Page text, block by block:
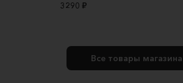
3290 ₽
Все товары магазина